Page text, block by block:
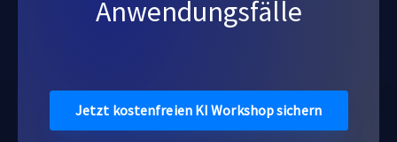
Anwendungsfälle
Jetzt kostenfreien KI Workshop sichern